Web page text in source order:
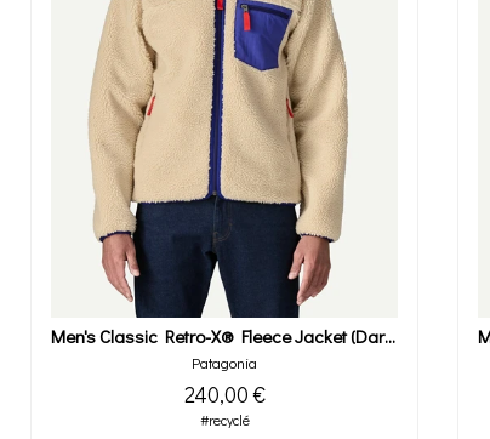
Men's Classic Retro-X® Fleece Jacket (dark Natural)
Patagonia
240,00 €
#recyclé